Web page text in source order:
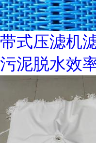
带式压滤机
污泥脱水效